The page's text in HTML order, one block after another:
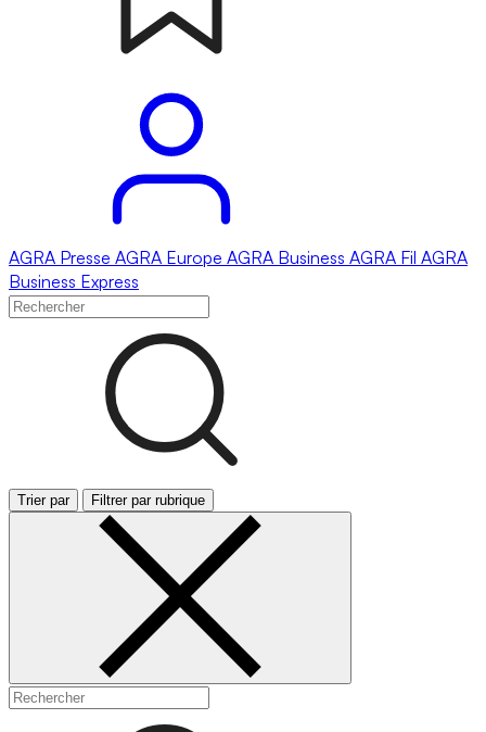
AGRA Presse AGRA Europe AGRA Business AGRA Fil AGRA
Business Express
Trier par Filtrer par rubrique